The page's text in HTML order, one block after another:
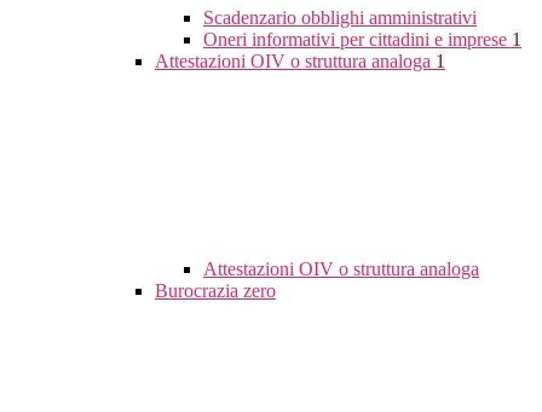
Scadenzario obblighi amministrativi
Oneri informativi per cittadini e imprese 1
Attestazioni OIV o struttura analoga 1
Attestazioni OIV o struttura analoga
Burocrazia zero